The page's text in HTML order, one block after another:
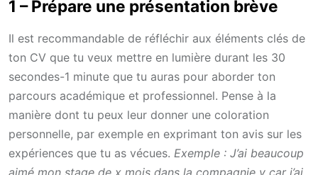
1 – Prépare une présentation brève
Il est recommandable de réfléchir aux éléments clés de
ton CV que tu veux mettre en lumière durant les 30
secondes-1 minute que tu auras pour aborder ton
parcours académique et professionnel. Pense à la
manière dont tu peux leur donner une coloration
personnelle, par exemple en exprimant ton avis sur les
expériences que tu as vécues. Exemple : J’ai beaucoup
aimé mon stage de x mois dans la compagnie y car j’ai